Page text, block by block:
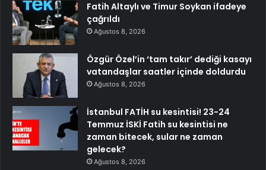
Fatih Altaylı ve Timur Soykan ifadeye
çağrıldı
Ağustos 8, 2026
Özgür Özel’in ‘tam takır’ dediği kasayı
vatandaşlar saatler içinde doldurdu
Ağustos 8, 2026
İstanbul FATİH su kesintisi! 23-24
Temmuz İSKİ Fatih su kesintisi ne
zaman bitecek, sular ne zaman
gelecek?
Ağustos 8, 2026